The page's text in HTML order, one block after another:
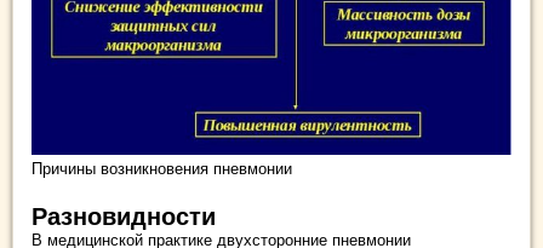
Причины возникновения пневмонии
Разновидности
В медицинской практике двухсторонние пневмонии